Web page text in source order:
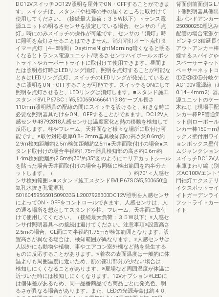
DC12VスイッチDC12V照明を屋外でON・OFFすることができま
す。スイッチは、スタンドや柱等の手の届くところに取付けて
使用してください。（接続最大負荷：３５W以下）トランス電
源ユニットの明るさセンサを設定している場合、センサの「点
灯」時にのみスイッチの操作が可能です。センサの「消灯」時
に照明を点灯させることはできません。消灯消灯オート点灯タ
イマー点灯（4∼8時間）DaytimeNightMorning暗くなると明る
くなるとトランス電源ユニット/明るさセンサハイポールスポッ
トライトやカーポートライトに取付けて使用できます。昼間ま
たは照明点灯時はLEDリング消灯。照明を点灯することが可能な
ときはLEDリング点灯。スイッチのLEDリングが発光していると
きに照明をON・OFFすることが可能です。スイッチをONにして
照明を点灯させると、LEDリングは消灯します。■スタンド施工
スタンド8VLP67SC：¥5,50065046664113.8ケーブル長さ
110mm照明器具の配線の間にスイッチを設けると、好きな時に
必要な照明器具だけをON。OFFすることができます。DC12V人
感センサ48792818人感センサは温度変化と熱の移動を検知して
反応します。柱やフレーム、天井面など様々な場所に取付け可
能です。※取付対応板厚0.8∼3mm器具検知部の高さ約0.6m約
2.9m検知距離約2.5m検知距離約2.5m●天井面取付けの場合●ス
タンド取付けの場合半径約1.75m器具検知部の高さ約0.6m約
1.4m検知距離約2.5m約70°約35°図のようにエリアカットシール
を貼った場合天井面取付けの場合も同様に検出範囲を約半分カ
ットします。（ ）約70°＜人感セ
ンサ検知範囲＞■スタンド施工スタンド8VLP67SC¥5,500650通
気孔水抜き孔電源孔
5016045956501509033G.L2007928300DC12V照明を人感センサ
によってON・OFFをコントロールできます。人感センサは、人
の通る場所を想定してスタンドや柱、フレーム、天井面に取付
けて使用してください。（接続最大負荷：３５W以下）※人感セ
ンサ付照明器具への接続は避けてください。注意事項※設置高さ
2.5mの場合、GL面にて半径約1.75mが検知範囲となります。設
置高さが異なる場合は、検知範囲が異なります。※人感センサは
人以外にも動物や植物、車やエアコン室外機など熱を発生する
ものに反応することがあります。※着衣の表面温度は一般的に体
温よりも周囲温度に近いため、肌の露出部分が少ない場合は、
検知しにくくなることがあります。※夏場など周囲温度が体温に
近づいた時には検知しにくくなります。12Vオプション※LEDに
は個体差があるため、同一品番商品でも商品ごとに発光色、明
るさが異なる場合があります。また、LEDの光源寿命は約４０,
背面側前面側
ト側照明器具側
束バンドアンカ
250300250埋込
配管の場合電源
ピンネジ3種延
アウトアンカー
線するスパイク
スペーサーネッ
ペーサーネット
①②③④⑤分岐ケー
AC100V電源線
0.14∼4mm2）器
源ユニットのケ
木ねじ［現場手
ンカー棒PF管通
ット側ローポー
ンカー棒
ックス壁付用ワ
ョンボックス壁
ムジャンクショ
スイッチDC12V
車庫まわり編（
ズAC100Vエン
門袖灯エクステ
イクスポットラ
イトガーデンラ
フットライトカ
イト